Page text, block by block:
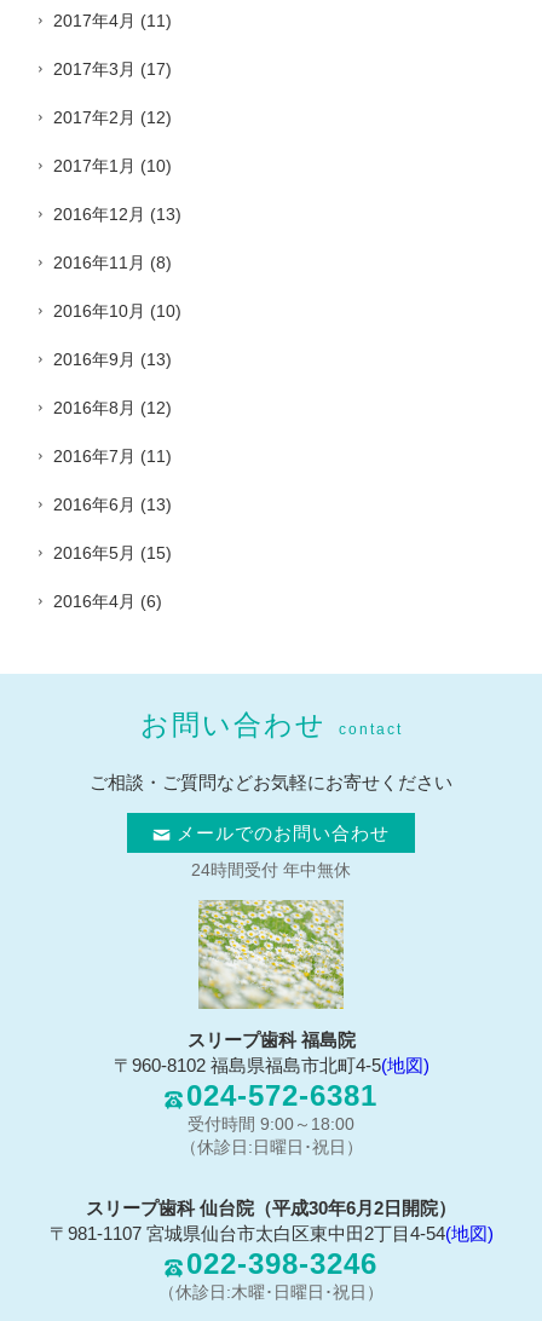
2017年4月 (11)
2017年3月 (17)
2017年2月 (12)
2017年1月 (10)
2016年12月 (13)
2016年11月 (8)
2016年10月 (10)
2016年9月 (13)
2016年8月 (12)
2016年7月 (11)
2016年6月 (13)
2016年5月 (15)
2016年4月 (6)
お問い合わせ contact
ご相談・ご質問などお気軽にお寄せください
メールでのお問い合わせ
24時間受付 年中無休
スリープ歯科 福島院
〒960-8102 福島県福島市北町4-5(地図)
024-572-6381
受付時間 9:00～18:00
（休診日:日曜日･祝日）
スリープ歯科 仙台院（平成30年6月2日開院）
〒981-1107 宮城県仙台市太白区東中田2丁目4-54(地図)
022-398-3246
（休診日:木曜･日曜日･祝日）